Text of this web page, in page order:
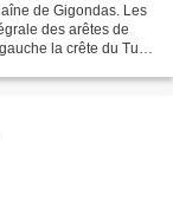
de Gigondas. Les
des arêtes de
la crête du Turc.